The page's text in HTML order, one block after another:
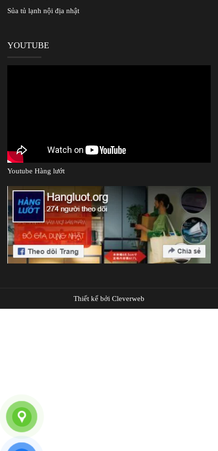
Sủa tủ lạnh nội địa nhật
YOUTUBE
Youtube Hàng lướt
Thiết kế bởi Cleverweb